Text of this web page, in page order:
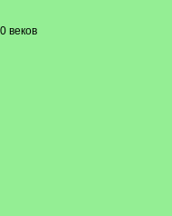
веков